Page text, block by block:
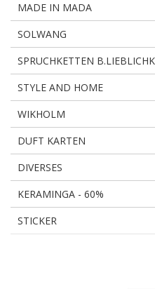
MADE IN MADA
SOLWANG
SPRUCHKETTEN
STYLE AND HOME
WIKHOLM
DUFT KARTEN
DIVERSES
KERAMINGA - 60%
STICKER